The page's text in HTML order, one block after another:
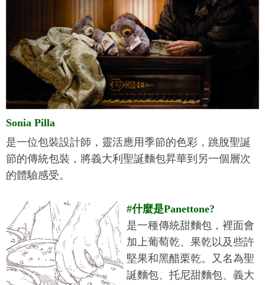
Sonia Pilla
是一位包裝設計師，靈活應用季節的色彩，跳脫聖誕
節的傳統包裝，將義大利聖誕麵包昇華到另一個層次
的體驗感受。
#什麼是Panettone?
是一種傳統甜麵包，裡面會
加上葡萄乾、果乾以及些許
堅果和黑醋栗乾。 又名為聖
誕麵包、托尼甜麵包、義大